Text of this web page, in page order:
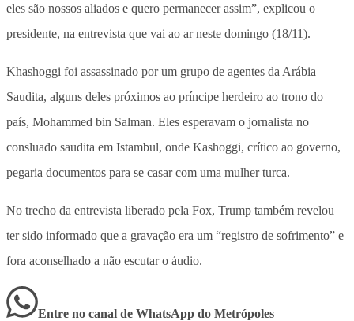
eles são nossos aliados e quero permanecer assim”, explicou o
presidente, na entrevista que vai ao ar neste domingo (18/11).
Khashoggi foi assassinado por um grupo de agentes da Arábia
Saudita, alguns deles próximos ao príncipe herdeiro ao trono do
país, Mohammed bin Salman. Eles esperavam o jornalista no
consluado saudita em Istambul, onde Kashoggi, crítico ao governo,
pegaria documentos para se casar com uma mulher turca.
No trecho da entrevista liberado pela Fox, Trump também revelou
ter sido informado que a gravação era um “registro de sofrimento” e
fora aconselhado a não escutar o áudio.
Entre no canal de WhatsApp do Metrópoles